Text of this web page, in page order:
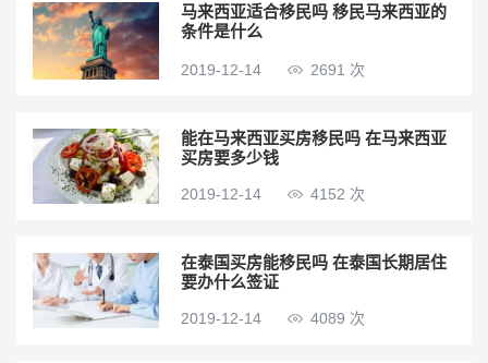
马来西亚适合移民吗 移民马来西亚的
条件是什么
2019-12-14 2691 次
能在马来西亚买房移民吗 在马来西亚
买房要多少钱
2019-12-14 4152 次
在泰国买房能移民吗 在泰国长期居住
要办什么签证
2019-12-14 4089 次